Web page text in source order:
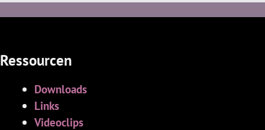
Ressourcen
Downloads
Links
Videoclips